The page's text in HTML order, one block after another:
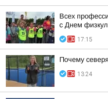
Всех
с Днем
17:15
Почему
13:24